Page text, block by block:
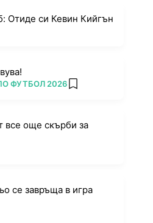
Отиде си Кевин Кийгън
ФУТБОЛ 2026 add favorites
все още скърби за
се завръща в игра